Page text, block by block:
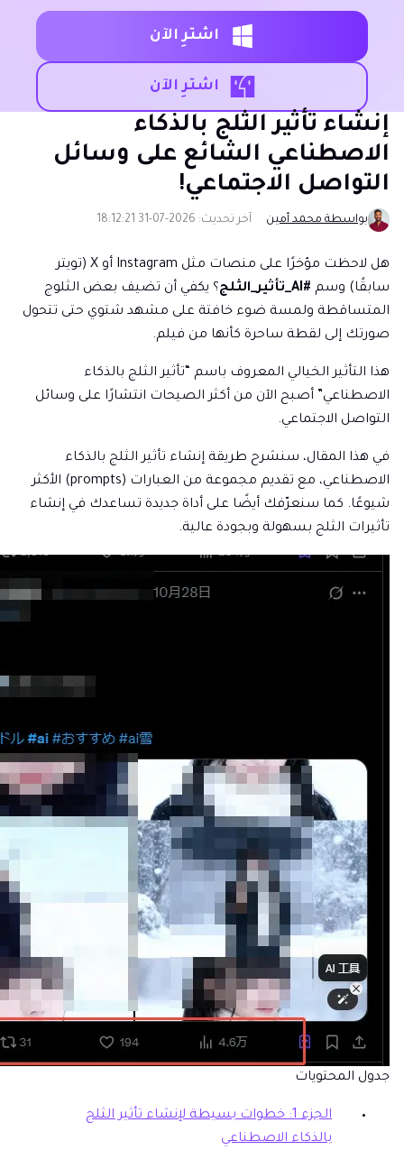
اشترِ الآن
اشترِ الآن
إنشاء تأثير الثلج بالذكاء
الاصطناعي الشائع على وسائل
التواصل الاجتماعي!
بواسطة محمد أمين آخر تحديث: 2026-07-31 18:12:21
هل لاحظت مؤخرًا على منصات مثل Instagram أو X (تويتر
سابقًا) وسم #AI_تأثير_الثلج
؟ يكفي أن تضيف بعض الثلوج
المتساقطة ولمسة ضوء خافتة على مشهد شتوي حتى تتحول
صورتك إلى لقطة ساحرة كأنها من فيلم.
هذا التأثير الخيالي المعروف باسم “تأثير الثلج بالذكاء
الاصطناعي” أصبح الآن من أكثر الصيحات انتشارًا على وسائل
التواصل الاجتماعي.
في هذا المقال، سنشرح طريقة إنشاء تأثير الثلج بالذكاء
الاصطناعي، مع تقديم مجموعة من العبارات (prompts) الأكثر
شيوعًا. كما سنعرّفك أيضًا على أداة جديدة تساعدك في إنشاء
تأثيرات الثلج بسهولة وبجودة عالية.
جدول المحتويات
الجزء 1: خطوات بسيطة لإنشاء تأثير الثلج
بالذكاء الاصطناعي